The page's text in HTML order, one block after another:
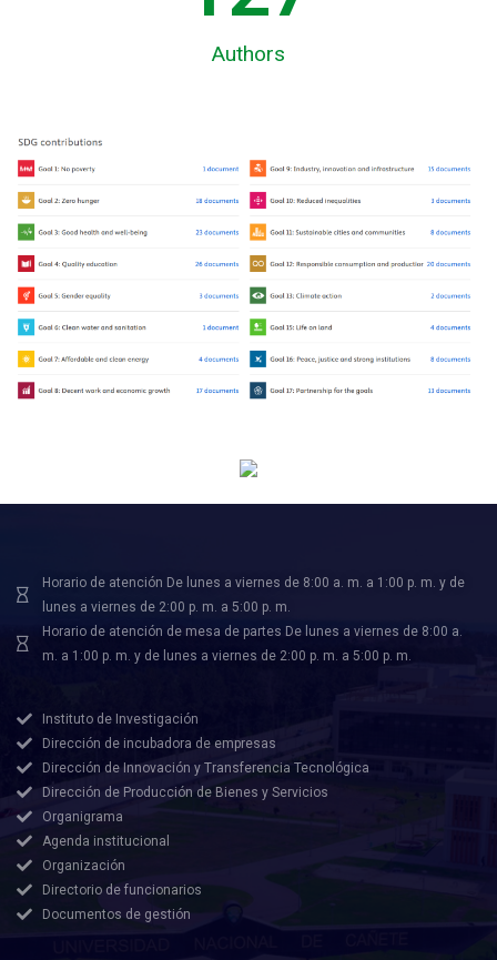
Authors
Horario de atención De lunes a viernes de 8:00 a. m. a 1:00 p. m. y de
lunes a viernes de 2:00 p. m. a 5:00 p. m.
Horario de atención de mesa de partes De lunes a viernes de 8:00 a.
m. a 1:00 p. m. y de lunes a viernes de 2:00 p. m. a 5:00 p. m.
Instituto de Investigación
Dirección de incubadora de empresas
Dirección de Innovación y Transferencia Tecnológica
Dirección de Producción de Bienes y Servicios
Organigrama
Agenda institucional
Organización
Directorio de funcionarios
Documentos de gestión